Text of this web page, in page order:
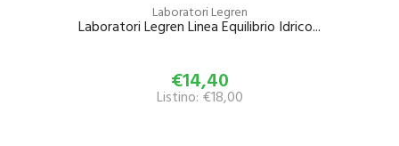
Laboratori Legren
Laboratori Legren Linea Equilibrio Idrico...
€14,40
Listino: €18,00